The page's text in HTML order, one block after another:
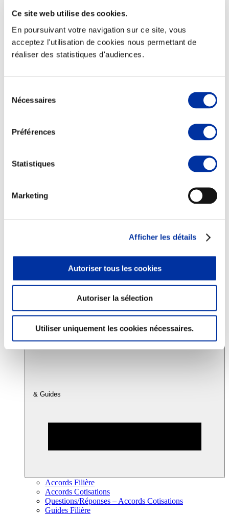
Ce site web utilise des cookies.
En poursuivant votre navigation sur ce site, vous
acceptez l'utilisation de cookies nous permettant de
réaliser des statistiques d'audiences.
Nécessaires
Préférences
Statistiques
Marketing
Afficher les détails
Autoriser tous les cookies
Autoriser la sélection
Utiliser uniquement les cookies nécessaires.
Elevage
Consommation
Sécurité sanitaire
Juste rémunération et attractivité des métiers
Info-veille scientifique
Accords
& Guides
Accords Filière
Accords Cotisations
Questions/Réponses – Accords Cotisations
Guides Filière